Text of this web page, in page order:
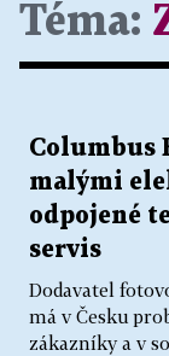
Téma:
Columbus
malými
odpojené
servis
Dodavatel
má v Česku
zákazníky a v